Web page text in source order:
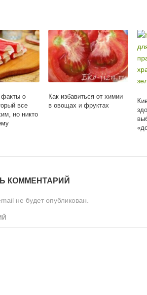
факты о
все
но никто
Как избавиться от химии
в овощах и фруктах
КОММЕНТАРИЙ
не будет опубликован.